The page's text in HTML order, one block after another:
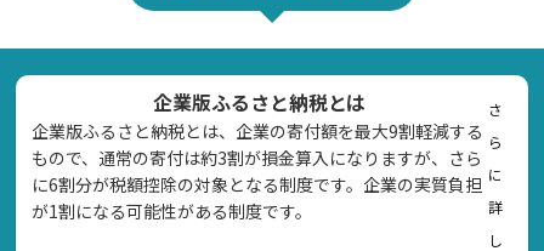
企業版ふるさと納税とは
企業版ふるさと納税とは、企業の寄付額を最大9割軽減する
もので、通常の寄付は約3割が損金算入になりますが、さら
に6割分が税額控除の対象となる制度です。企業の実質負担
が1割になる可能性がある制度です。
さ
ら
に
詳
し